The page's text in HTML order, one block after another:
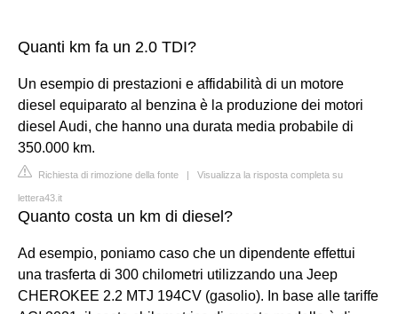
Quanti km fa un 2.0 TDI?
Un esempio di prestazioni e affidabilità di un motore
diesel equiparato al benzina è la produzione dei motori
diesel Audi, che hanno una durata media probabile di
350.000 km.
Richiesta di rimozione della fonte | Visualizza la risposta completa su
lettera43.it
Quanto costa un km di diesel?
Ad esempio, poniamo caso che un dipendente effettui
una trasferta di 300 chilometri utilizzando una Jeep
CHEROKEE 2.2 MTJ 194CV (gasolio). In base alle tariffe